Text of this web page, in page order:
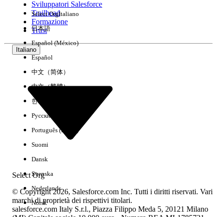
Esperienza
Nessun risultato
Sviluppatori Salesforce
Trailhead
Formazione
Trust
Italiano
Select Org
Select OrgItaliano
日本語
Español (México)
Español
中文（简体）
中文（繁體）
한국어
Русский
Português (Brasil)
Suomi
Dansk
Svenska
Nederlands
Norsk
© Copyright 2026, Salesforce.com Inc. Tutti i diritti riservati. Vari
marchi di proprietà dei rispettivi titolari.
salesforce.com Italy S.r.l., Piazza Filippo Meda 5, 20121 Milano